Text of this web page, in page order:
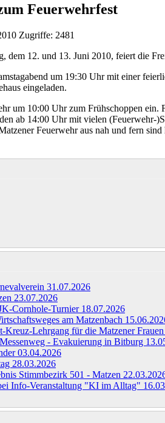
Feuerwehrfest
Zugriffe: 2481
dem 12. und 13. Juni 2010, feiert die
um 19:30 Uhr mit einer
eingeladen.
um 10:00 Uhr zum Frühschoppen
ab 14:00 Uhr mit vielen (Feuerwehr-
Feuerwehr aus nah und fern
31.07.2026
23.07.2026
Cornhole-Turnier 18.07.2026
am Matzenbach
Kreuz-Lehrgang für die Matzener Frauen
- Evakuierung in Bitburg
03.04.2026
28.03.2026
Stimmbezirk 501 - Matzen
Info-Veranstaltung "KI im Alltag"